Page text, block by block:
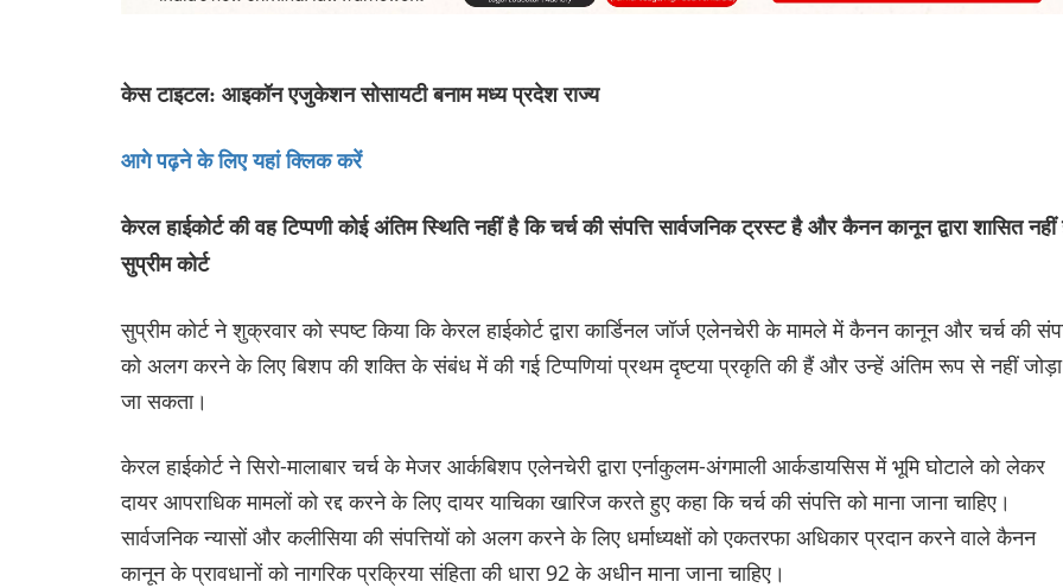
केस टाइटल: आइकॉन एजुकेशन सोसायटी बनाम मध्य प्रदेश राज्य
आगे पढ़ने के लिए यहां क्लिक करें
केरल हाईकोर्ट की वह टिप्पणी कोई अंतिम स्थिति नहीं है कि चर्च की संपत्ति सार्वजनिक ट्रस्ट है और कैनन कानून द्वारा शासित
सुप्रीम कोर्ट
सुप्रीम कोर्ट ने शुक्रवार को स्पष्ट किया कि केरल हाईकोर्ट द्वारा कार्डिनल जॉर्ज एलेनचेरी के मामले में कैनन कानून और चर्च की
को अलग करने के लिए बिशप की शक्ति के संबंध में की गई टिप्पणियां प्रथम दृष्टया प्रकृति की हैं और उन्हें अंतिम रूप से नहीं जोड़ा
जा सकता।
केरल हाईकोर्ट ने सिरो-मालाबार चर्च के मेजर आर्कबिशप एलेनचेरी द्वारा एर्नाकुलम-अंगमाली आर्कडायसिस में भूमि घोटाले को लेकर
दायर आपराधिक मामलों को रद्द करने के लिए दायर याचिका खारिज करते हुए कहा कि चर्च की संपत्ति को माना जाना चाहिए।
सार्वजनिक न्यासों और कलीसिया की संपत्तियों को अलग करने के लिए धर्माध्यक्षों को एकतरफा अधिकार प्रदान करने वाले कैनन
कानून के प्रावधानों को नागरिक प्रक्रिया संहिता की धारा 92 के अधीन माना जाना चाहिए।